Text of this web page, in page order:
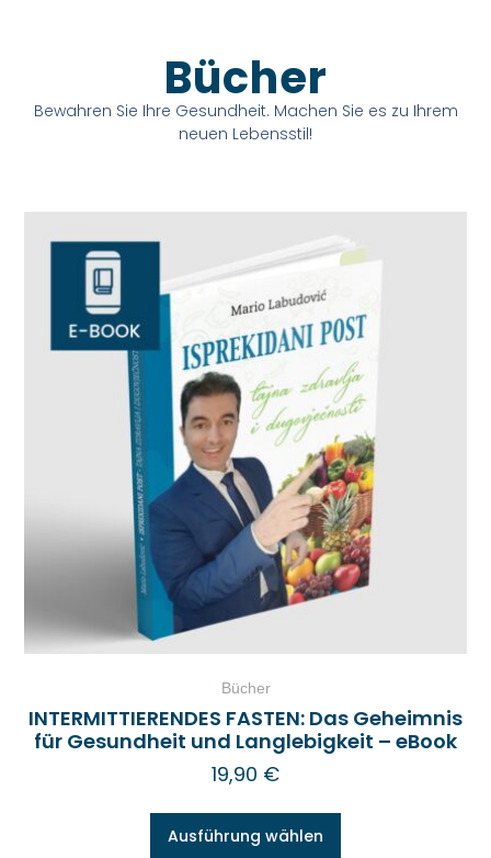
Bücher
Bewahren Sie Ihre Gesundheit. Machen Sie es zu Ihrem
neuen Lebensstil!
Bücher
INTERMITTIERENDES FASTEN: Das Geheimnis
für Gesundheit und Langlebigkeit – eBook
19,90 €
Ausführung wählen